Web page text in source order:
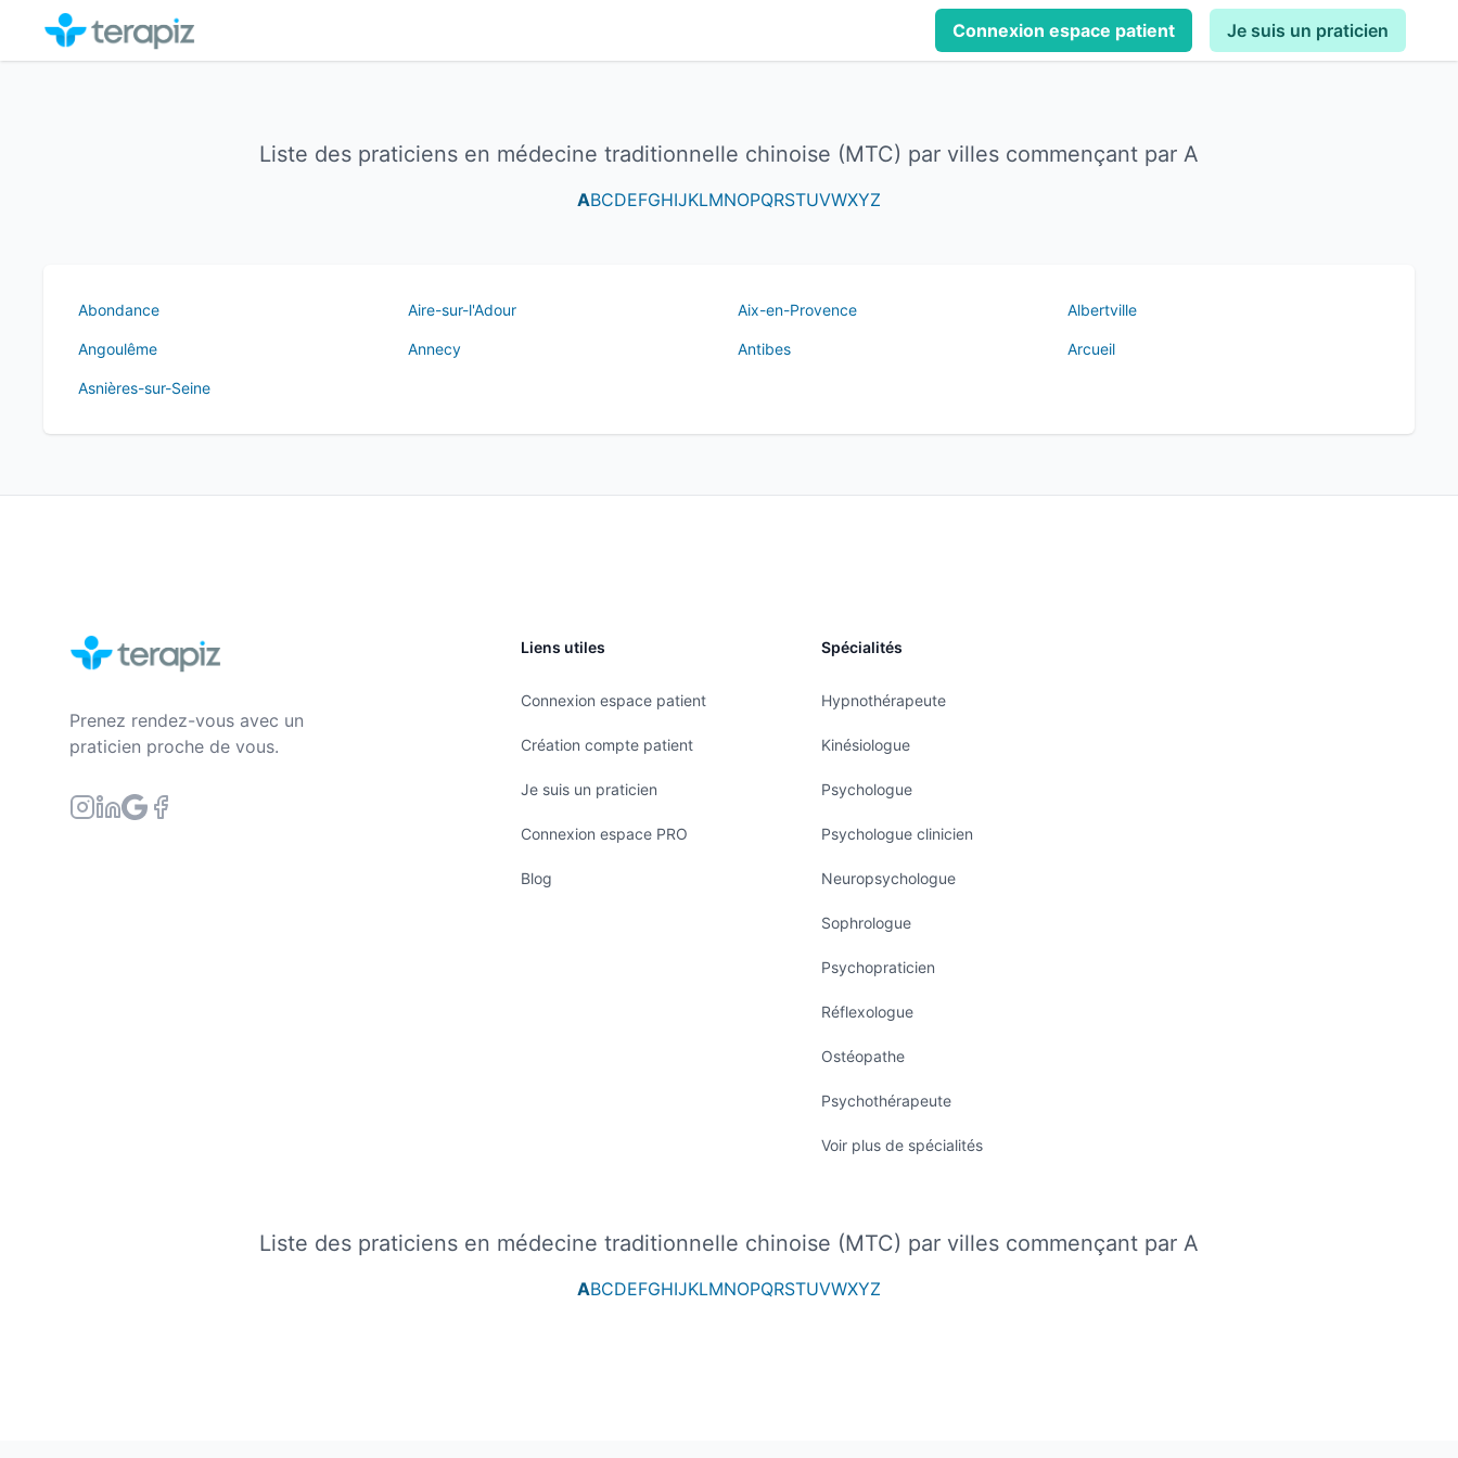
Connexion espace patient Je suis un praticien
Liste des praticiens en médecine traditionnelle chinoise (MTC) par villes commençant par A
ABCDEFGHIJKLMNOPQRSTUVWXYZ
Abondance Aire-sur-l'Adour Aix-en-Provence Albertville
Angoulême Annecy Antibes Arcueil
Asnières-sur-Seine
Prenez rendez-vous avec un
praticien proche de vous.
Liens utiles
Connexion espace patient
Création compte patient
Je suis un praticien
Connexion espace PRO
Blog
Spécialités
Hypnothérapeute
Kinésiologue
Psychologue
Psychologue clinicien
Neuropsychologue
Sophrologue
Psychopraticien
Réflexologue
Ostéopathe
Psychothérapeute
Voir plus de spécialités
Liste des praticiens en médecine traditionnelle chinoise (MTC) par villes commençant par A
ABCDEFGHIJKLMNOPQRSTUVWXYZ